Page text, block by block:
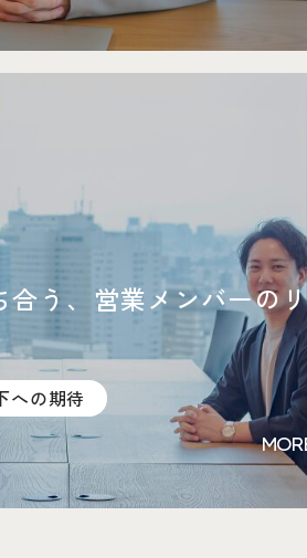
う、営業メンバーの
への期待